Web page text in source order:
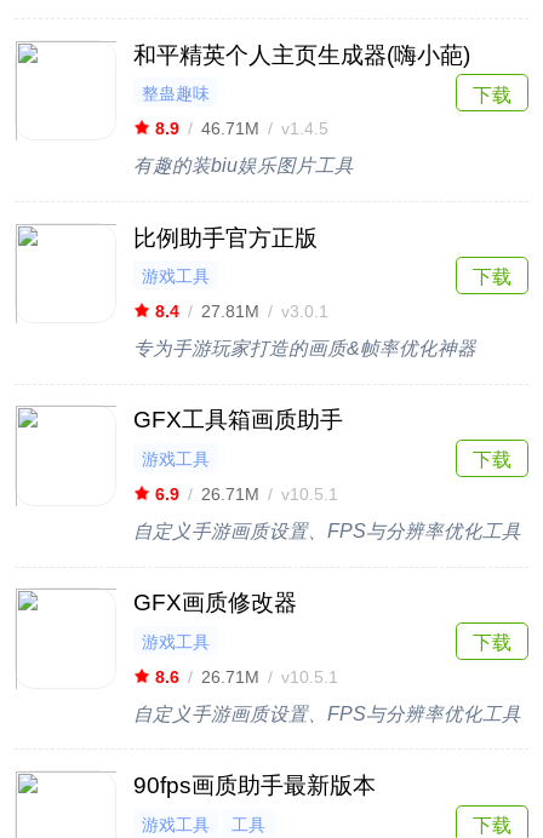
和平精英个人主页生成器(嗨小葩)
整蛊趣味
8.9 / 46.71M / v1.4.5
有趣的装biu娱乐图片工具
下载
比例助手官方正版
游戏工具
8.4 / 27.81M / v3.0.1
专为手游玩家打造的画质&帧率优化神器
下载
GFX工具箱画质助手
游戏工具
6.9 / 26.71M / v10.5.1
自定义手游画质设置、FPS与分辨率优化工具
下载
GFX画质修改器
游戏工具
8.6 / 26.71M / v10.5.1
自定义手游画质设置、FPS与分辨率优化工具
下载
90fps画质助手最新版本
游戏工具
工具
下载